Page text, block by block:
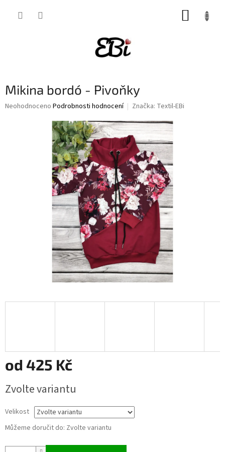
Mikina bordó - Pivoňky
Průměrné
Neohodnoceno Podrobnosti hodnocení Značka: Textil-EBi
od 425 Kč
cena:
Zvolte variantu
Velikost
Můžeme doručit do: Zvolte variantu